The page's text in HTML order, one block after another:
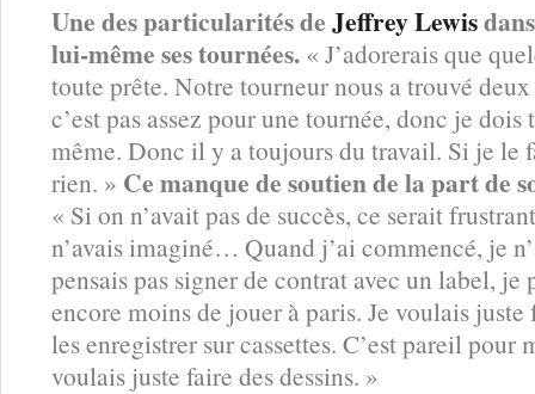
Une des particularités deJeffrey Lewis
lui-même ses tournées. « J’adorerais que
toute prête. Notre tourneur nous a trouvé
c’est pas assez pour une tournée, donc je
même. Donc il y a toujours du travail. Si je le
rien. » Ce manque de soutien de la part de
« Si on n’avait pas de succès, ce serait
n’avais imaginé… Quand j’ai commencé, je
pensais pas signer de contrat avec un label, je
encore moins de jouer à paris. Je voulais juste
les enregistrer sur cassettes. C’est pareil pour
voulais juste faire des dessins. »